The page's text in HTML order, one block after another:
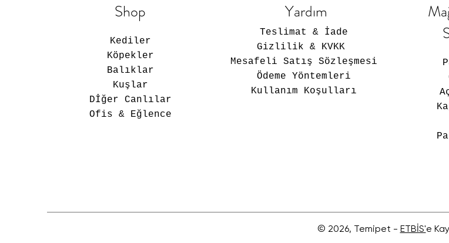
Shop
Kediler
Köpekler
Balıklar
Kuşlar
Dİğer Canlılar
Ofis & Eğlence
Yardım
Teslimat & İade
Gizlilik & KVKK
Mesafeli Satış Sözleşmesi
Ödeme Yöntemleri
Kullanım Koşulları
© 2026, Temipet - ETBİS'e